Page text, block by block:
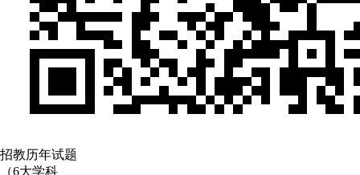
招教历年试题
（6大学科